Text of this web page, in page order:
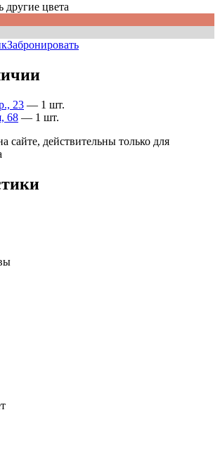
другие цвета
Забронировать
23 — 1 шт.
68 — 1 шт.
сайте, действительны только для